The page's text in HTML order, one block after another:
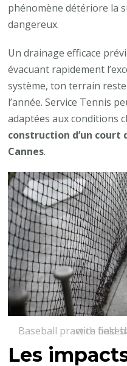
phénomène détériore la
dangereux.
Un drainage efficace
évacuant rapidement
système, ton terrain
l’année. Service Tennis
adaptées aux conditions
construction d’un court
Cannes.
Baseball practice field
Les